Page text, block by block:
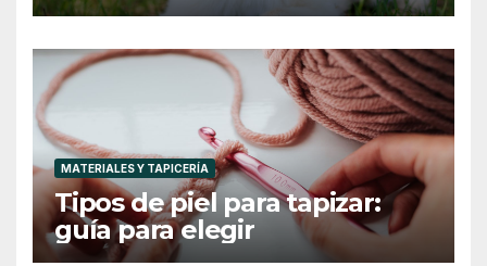
MATERIALES Y TAPICERÍA
Tipos de piel para tapizar:
guía para elegir